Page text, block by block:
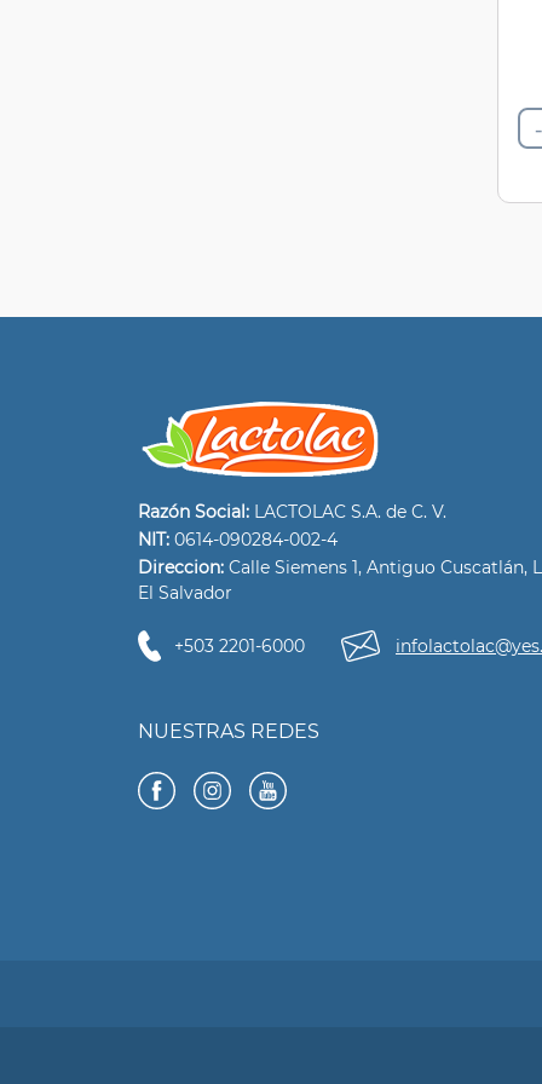
-
Razón Social: LACTOLAC S.A. de C. V.
NIT: 0614-090284-002-4
Direccion: Calle Siemens 1, Antiguo Cuscatlán,
El Salvador
+503 2201-6000
NUESTRAS REDES